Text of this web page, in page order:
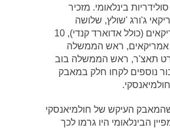
בינלאומי. מזכיר
ג'ורג 'שולץ, שלושה
סנטורים אמריקאים (כולל אדוארד קנדי), 10
אמריקאים, ראש הממשלה
תאצ'ר, ראש הממשלה בוב
נוספים לקחו חלק במאבק
העיקש של חולמיאנסקי
הבינלאומי היו גרמו לכך